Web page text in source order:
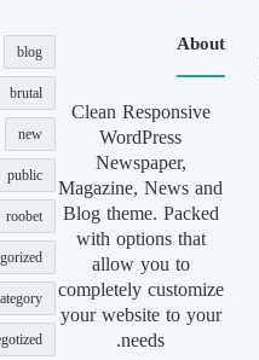
About
Clean Responsive
WordPress
Newspaper,
Magazine, News and
Blog theme. Packed
with options that
allow you to
completely customize
your website to your
needs.
blog
brutal
new
public
roobet